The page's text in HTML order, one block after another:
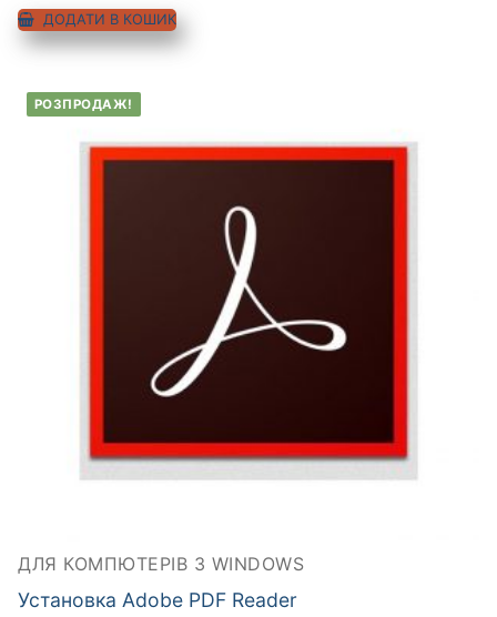
ДОДАТИ В КОШИК
РОЗПРОДАЖ!
ДЛЯ КОМПЮТЕРІВ З WINDOWS
Установка Adobe PDF Reader